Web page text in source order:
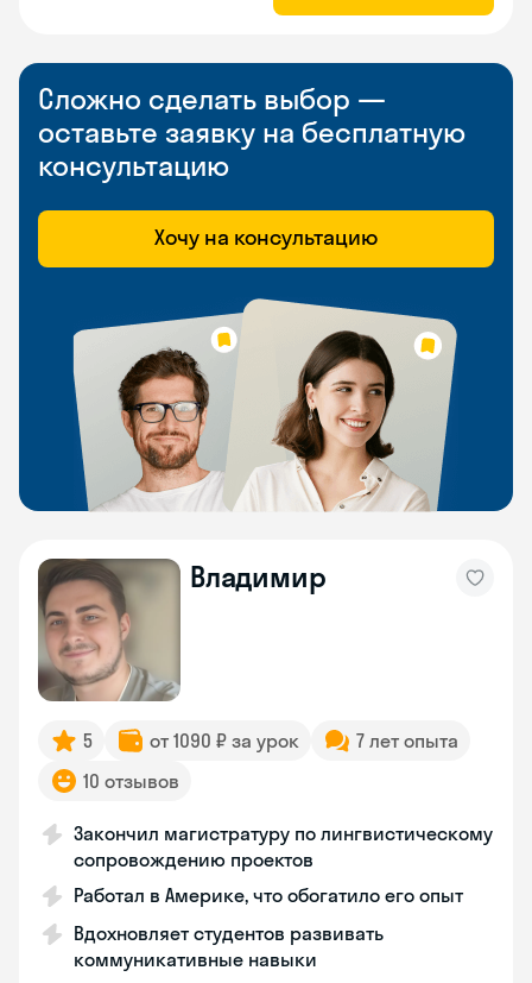
Сложно сделать выбор —
оставьте заявку на бесплатную
консультацию
Хочу на консультацию
Владимир
5 от 1090 ₽ за урок
7 лет опыта
10 отзывов
Закончил магистратуру по лингвистическому
сопровождению проектов
Работал в Америке, что обогатило его опыт
Вдохновляет студентов развивать
коммуникативные навыки